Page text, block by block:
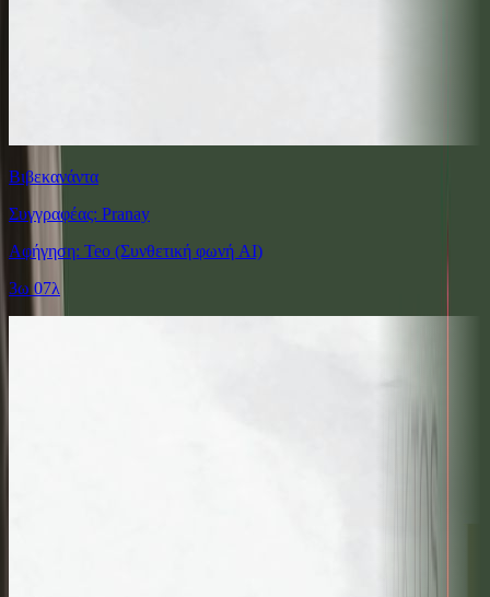
Βιβεκανάντα
Συγγραφέας: Pranay
Αφήγηση: Teo (Συνθετική φωνή AI)
3ω 07λ